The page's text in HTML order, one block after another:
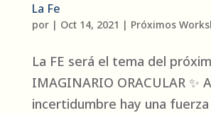
La Fe
por | Oct 14, 2021 | Próximos
La FE será el tema del
IMAGINARIO ORACULAR ✨
incertidumbre hay una